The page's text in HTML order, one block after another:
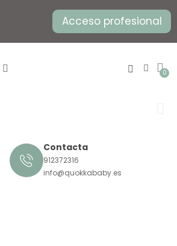
Acceso profesional
Contacta
912372316
info@quokkababy.es